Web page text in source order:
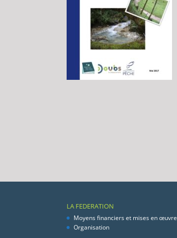
LA FEDERATION
Moyens financiers et mises en œuvre
Organisation